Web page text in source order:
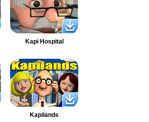
Kapi Hospital
Kapilands